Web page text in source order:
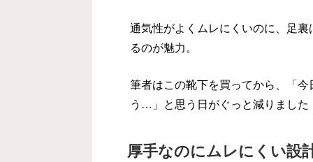
通気性がよくムレにくいのに、足
るのが魅力。
筆者はこの靴下を買ってから、「
う…」と思う日がぐっと減りました
厚手なのにムレにくい設